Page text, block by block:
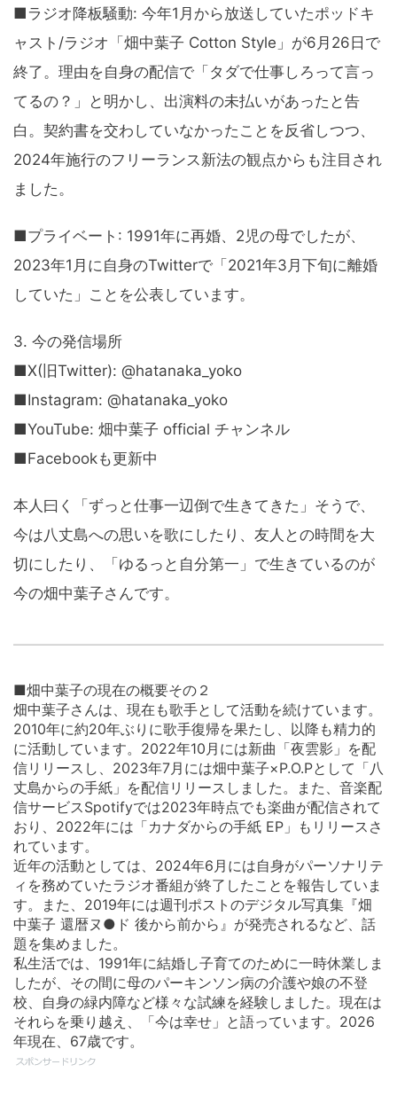
■ラジオ降板騒動: 今年1月から放送していたポッドキ
ャスト/ラジオ「畑中葉子 Cotton Style」が6月26日で
終了。理由を自身の配信で「タダで仕事しろって言っ
てるの？」と明かし、出演料の未払いがあったと告
白。契約書を交わしていなかったことを反省しつつ、
2024年施行のフリーランス新法の観点からも注目され
ました。
■プライベート: 1991年に再婚、2児の母でしたが、
2023年1月に自身のTwitterで「2021年3月下旬に離婚
していた」ことを公表しています。
3. 今の発信場所
■X(旧Twitter): @hatanaka_yoko
■Instagram: @hatanaka_yoko
■YouTube: 畑中葉子 official チャンネル
■Facebookも更新中
本人曰く「ずっと仕事一辺倒で生きてきた」そうで、
今は八丈島への思いを歌にしたり、友人との時間を大
切にしたり、「ゆるっと自分第一」で生きているのが
今の畑中葉子さんです。
■畑中葉子の現在の概要その２
畑中葉子さんは、現在も歌手として活動を続けています。
2010年に約20年ぶりに歌手復帰を果たし、以降も精力的
に活動しています。2022年10月には新曲「夜雲影」を配
信リリースし、2023年7月には畑中葉子×P.O.Pとして「八
丈島からの手紙」を配信リリースしました。また、音楽配
信サービスSpotifyでは2023年時点でも楽曲が配信されて
おり、2022年には「カナダからの手紙 EP」もリリースさ
れています。
近年の活動としては、2024年6月には自身がパーソナリテ
ィを務めていたラジオ番組が終了したことを報告していま
す。また、2019年には週刊ポストのデジタル写真集『畑
中葉子 還暦ヌ●ド 後から前から』が発売されるなど、話
題を集めました。
私生活では、1991年に結婚し子育てのために一時休業しま
したが、その間に母のパーキンソン病の介護や娘の不登
校、自身の緑内障など様々な試練を経験しました。現在は
それらを乗り越え、「今は幸せ」と語っています。2026
年現在、67歳です。